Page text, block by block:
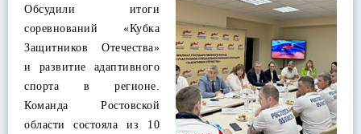
Обсудили итоги
соревнований «Кубка
Защитников Отечества»
и развитие адаптивного
спорта в регионе.
Команда Ростовской
области состояла из 10